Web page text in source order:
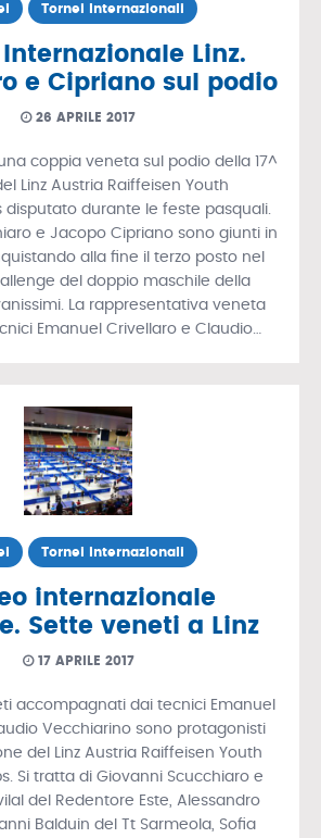
Tornei Internazionali
Linz.
e Cipriano sul podio
26 APRILE 2017
una coppia veneta sul podio della 17^
Linz Austria Raiffeisen Youth
disputato durante le feste pasquali.
e Jacopo Cipriano sono giunti in
alla fine il terzo posto nel
del doppio maschile della
La rappresentativa veneta
Emanuel Crivellaro e Claudio…
Tornei Internazionali
internazionale
Sette veneti a Linz
17 APRILE 2017
accompagnati dai tecnici Emanuel
Vecchiarino sono protagonisti
del Linz Austria Raiffeisen Youth
Si tratta di Giovanni Scucchiaro e
del Redentore Este, Alessandro
Balduin del Tt Sarmeola, Sofia